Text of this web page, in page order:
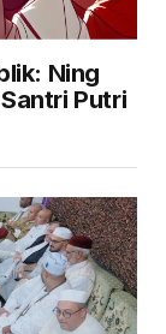
Ning
Putri